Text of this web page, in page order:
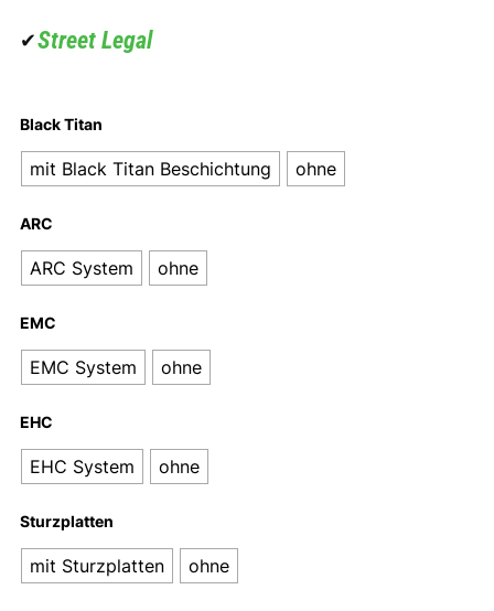
✔Street Legal
Black Titan
mit Black Titan Beschichtung ohne
ARC
ARC System ohne
EMC
EMC System ohne
EHC
EHC System ohne
Sturzplatten
mit Sturzplatten ohne